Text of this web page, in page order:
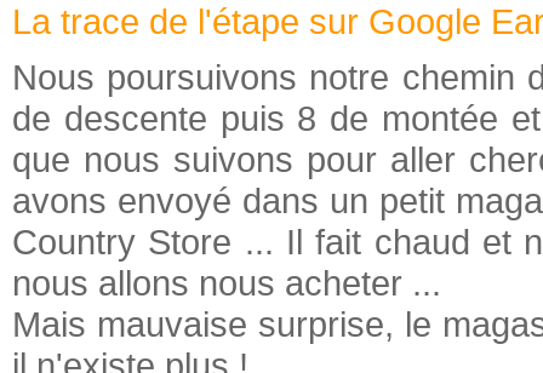
La trace de l'étape sur Google
Nous poursuivons notre chemin
de descente puis 8 de montée
que nous suivons pour aller
avons envoyé dans un petit
Country Store ... Il fait chaud et
nous allons nous acheter ...
Mais mauvaise surprise, le